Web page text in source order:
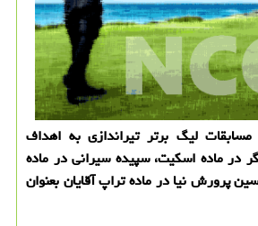
لیگ برتر تیراندازی به اهداف
در ماده اسکیت، سپیده سیرانی در ماده
پرورش نیا در ماده تراپ آقایان بعنوان